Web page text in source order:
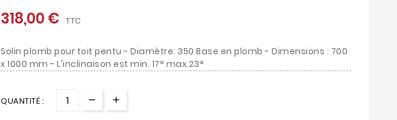
318,00 € TTC
Solin plomb pour toit pentu - Diamètre: 350 Base en plomb - Dimensions : 700
x 1000 mm - L'inclinaison est min. 17° max.23°
QUANTITÉ :